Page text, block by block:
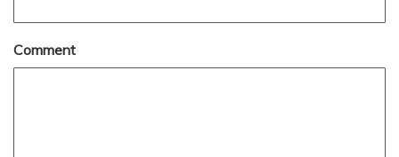
Comment